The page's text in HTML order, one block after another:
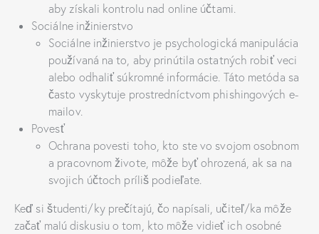
aby získali kontrolu nad online účtami.
Sociálne inžinierstvo
Sociálne inžinierstvo je psychologická manipulácia
používaná na to, aby prinútila ostatných robiť veci
alebo odhaliť súkromné informácie. Táto metóda sa
často vyskytuje prostredníctvom phishingových e-
mailov.
Povesť
Ochrana povesti toho, kto ste vo svojom osobnom
a pracovnom živote, môže byť ohrozená, ak sa na
svojich účtoch príliš podieľate.
Keď si študenti/ky prečítajú, čo napísali, učiteľ/ka môže
začať malú diskusiu o tom, kto môže vidieť ich osobné